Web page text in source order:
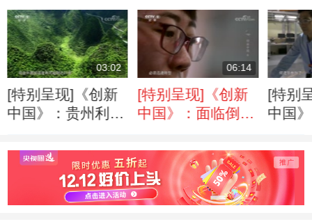
03:02
[特别呈现]《创新
中国》：贵州利用
建起大数据中心
06:14
[特别呈现]《创新
中国》：面临倒闭
转型建成光学薄膜
生产线
[特别
中国
了前
世界